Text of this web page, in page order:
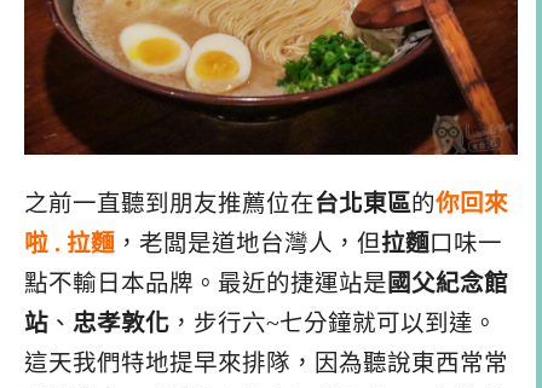
之前一直聽到朋友推薦位在台北東區的你回來
啦 . 拉麵 ，老闆是道地台灣人，但拉麵口味一
點不輸日本品牌。最近的捷運站是國父紀念館
站 、 忠孝敦化 ，步行六~七分鐘就可以到達。
這天我們特地提早來排隊，因為聽說東西常常